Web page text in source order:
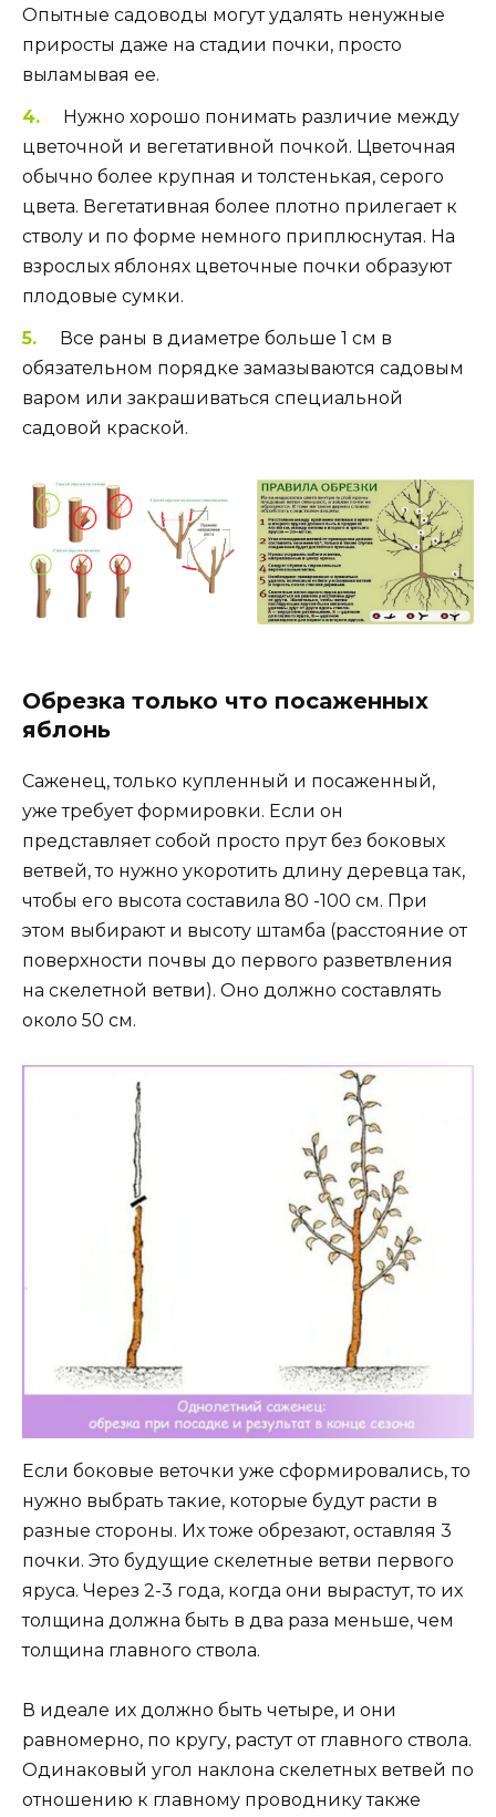
Опытные садоводы могут удалять ненужные
приросты даже на стадии почки, просто
выламывая ее.
Нужно хорошо понимать различие между
цветочной и вегетативной почкой. Цветочная
обычно более крупная и толстенькая, серого
цвета. Вегетативная более плотно прилегает к
стволу и по форме немного приплюснутая. На
взрослых яблонях цветочные почки образуют
плодовые сумки.
Все раны в диаметре больше 1 см в
обязательном порядке замазываются садовым
варом или закрашиваться специальной
садовой краской.
Обрезка только что посаженных
яблонь
Саженец, только купленный и посаженный,
уже требует формировки. Если он
представляет собой просто прут без боковых
ветвей, то нужно укоротить длину деревца так,
чтобы его высота составила 80 -100 см. При
этом выбирают и высоту штамба (расстояние от
поверхности почвы до первого разветвления
на скелетной ветви). Оно должно составлять
около 50 см.
Если боковые веточки уже сформировались, то
нужно выбрать такие, которые будут расти в
разные стороны. Их тоже обрезают, оставляя 3
почки. Это будущие скелетные ветви первого
яруса. Через 2-3 года, когда они вырастут, то их
толщина должна быть в два раза меньше, чем
толщина главного ствола.
В идеале их должно быть четыре, и они
равномерно, по кругу, растут от главного ствола.
Одинаковый угол наклона скелетных ветвей по
отношению к главному проводнику также